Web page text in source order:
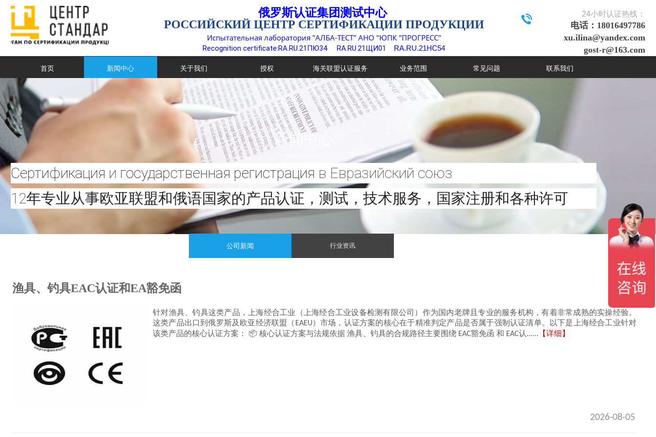
俄罗斯认证集团测试中心
РОССИЙСКИЙ ЦЕНТР СЕРТИФИКАЦИИ ПРОДУКЦИИ
Испытательная лаборатория "АЛБА-ТЕСТ" АНО "ЮПК "ПРОГРЕСС"
Recognition certificate:RA.RU.21ПЮ34 RA.RU.21ЩИ01 RA.RU.21НС54
24小时认证热线：
电话：18016497786
xu.ilina@yandex.com
gost-r@163.com
首页 新闻中心 关于我们 授权 海关联盟认证服务 业务范围 常见问题 联系我们
新闻中心
Сертификация и государственная регистрация в Евразийский союз
12年专业从事欧亚联盟和俄语国家的产品认证，测试，技术服务，国家注册和各种许可
公司新闻 行业资讯
渔具、钓具EAC认证和EA豁免函
针对渔具、钓具这类产品，上海经合工业（上海经合工业设备检测有限公司）作为国内老牌且专业的服务机构，有着非常成熟的实操经验。
这类产品出口到俄罗斯及欧亚经济联盟（EAEU）市场，认证方案的核心在于精准判定产品是否属于强制认证清单。以下是上海经合工业针对
该类产品的核心认证方案： 📦 核心认证方案与法规依据 渔具、钓具的合规路径主要围绕 EAC豁免函 和 EAC认...... 【详细】
2026-08-05